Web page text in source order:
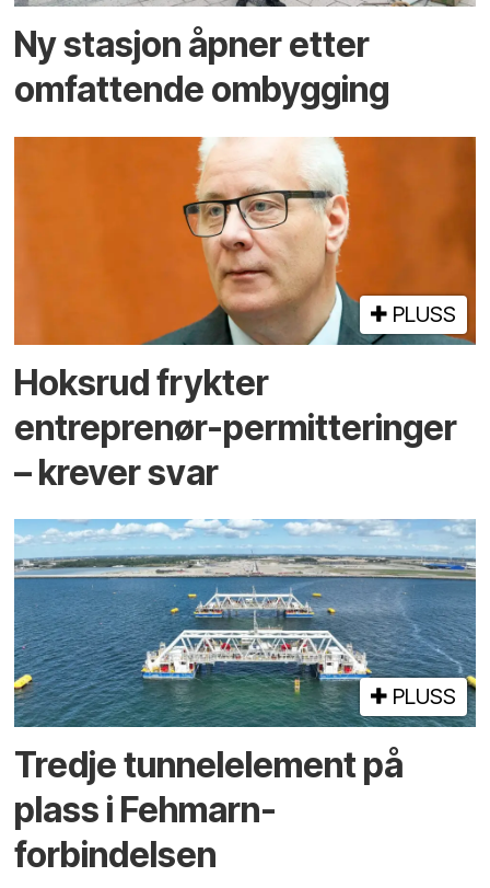
Ny stasjon åpner etter
omfattende ombygging
PLUSS
Hoksrud frykter
entreprenør-permitteringer
– krever svar
PLUSS
Tredje tunnel­element på
plass i Fehmarn-
forbindelsen